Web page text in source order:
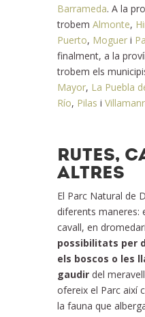
Barrameda. A la
trobem Almonte,
Puerto, Moguer i
finalment, a la
trobem els
Mayor, La Puebla
Río, Pilas i
RUTES,
ALTRES
El Parc Natural de
diferents maneres:
cavall, en
possibilitats per
els boscos o les
gaudir del
ofereix el Parc així
la fauna que